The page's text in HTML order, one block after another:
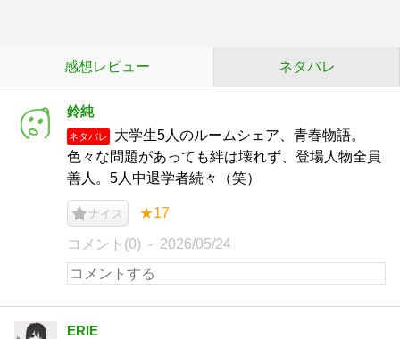
感想レビュー ネタバレ
鈴純
ネタバレ
大学生5人のルームシェア、青春物語。
色々な問題があっても絆は壊れず、登場人物全員
善人。5人中退学者続々（笑）
ナイス ★17
コメント(0) 2026/05/24
ERIE